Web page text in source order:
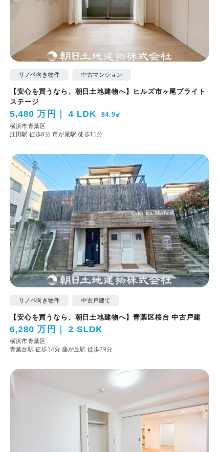
リノベ向き物件 中古マンション
【安心を買うなら、朝日土地建物へ】ヒルズ市ヶ尾ブライト
ステージ
5,480 万円 4 LDK 84.9㎡
横浜市青葉区
江田駅 徒歩8分市が尾駅 徒歩11分
リノベ向き物件 中古戸建て
【安心を買うなら、朝日土地建物へ】青葉区桜台 中古戸建
6,280 万円 2 SLDK
横浜市青葉区
青葉台駅 徒歩14分 藤が丘駅 徒歩29分